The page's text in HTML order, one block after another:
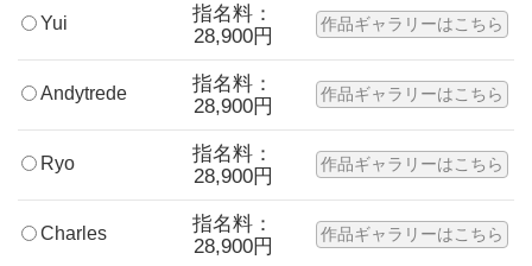
Yui
指名料：
28,900円
作品ギャラリーはこちら
Andytrede
指名料：
28,900円
作品ギャラリーはこちら
Ryo
指名料：
28,900円
作品ギャラリーはこちら
Charles
指名料：
28,900円
作品ギャラリーはこちら